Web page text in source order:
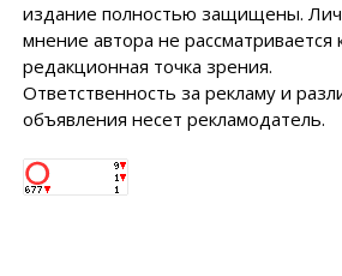
издание полностью защищены.
мнение автора не рассматривается
редакционная точка зрения.
Ответственность за рекламу и
объявления несет рекламодатель.